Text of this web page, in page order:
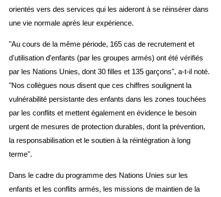
orientés vers des services qui les aideront à se réinsérer dans
une vie normale après leur expérience.
"Au cours de la même période, 165 cas de recrutement et
d'utilisation d'enfants (par les groupes armés) ont été vérifiés
par les Nations Unies, dont 30 filles et 135 garçons", a-t-il noté.
"Nos collègues nous disent que ces chiffres soulignent la
vulnérabilité persistante des enfants dans les zones touchées
par les conflits et mettent également en évidence le besoin
urgent de mesures de protection durables, dont la prévention,
la responsabilisation et le soutien à la réintégration à long
terme".
Dans le cadre du programme des Nations Unies sur les
enfants et les conflits armés, les missions de maintien de la